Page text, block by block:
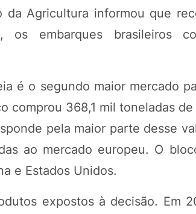
Agricultura informou que
embarques brasileiros
é o segundo maior mercado
comprou 368,1 mil toneladas
pela maior parte desse
ao mercado europeu. O
e Estados Unidos.
expostos à decisão. Em